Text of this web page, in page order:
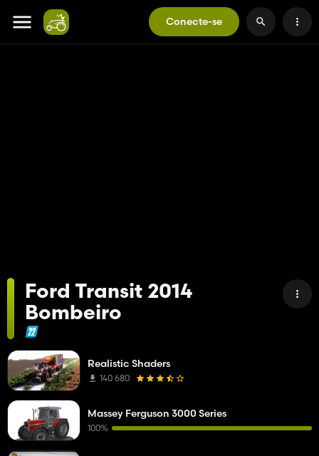
Conecte-se
Ford Transit 2014
Bombeiro
Realistic Shaders
140 680
Massey Ferguson 3000 Series
100%